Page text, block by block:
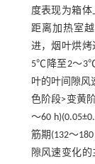
度表现为箱
距离加热室
进，烟叶烘
5℃降至2～
叶的叶间隙风
色阶段>变黄
～60
筋期(132～
隙风速变化